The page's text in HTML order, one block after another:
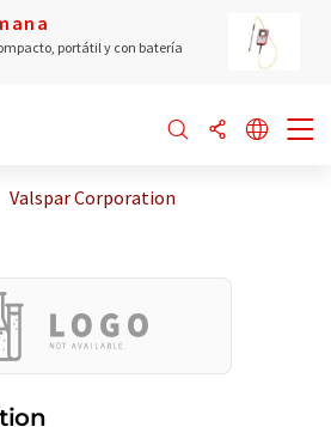
portátil y con batería
Valspar Corporation